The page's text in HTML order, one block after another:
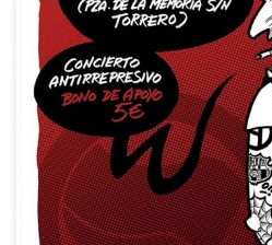
Concierto Antirrepresivo
noviembre 21:00h en el
Memoria. Torrero) .
desde Barcelona por
Sonido Blitz de este
himnos con peña
como Totälickers, Hörror,
Antipasma…) […]